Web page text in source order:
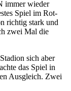
immer wieder
Spiel im Rot-
richtig stark und
zwei Mal die
sich aber
das Spiel in
Ausgleich. Zwei